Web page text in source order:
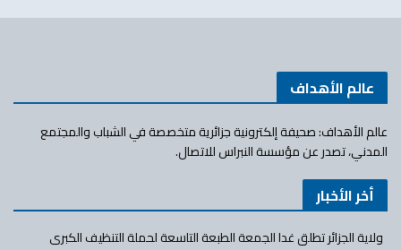
عالم الأهداف
عالم الأهداف: صحيفة إلكترونية جزائرية متخصصة في الشباب والمجتمع
المدني، تصدر عن مؤسسة النبراس للاتصال.
أخر الأخبار
ولاية الجزائر تطلق غدا الجمعة الطبعة التاسعة لحملة التنظيف الكبرى